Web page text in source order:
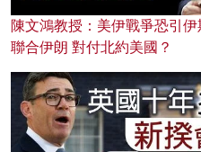
陳文鴻教授：美伊戰爭恐引
聯合伊朗 對付北約美國？